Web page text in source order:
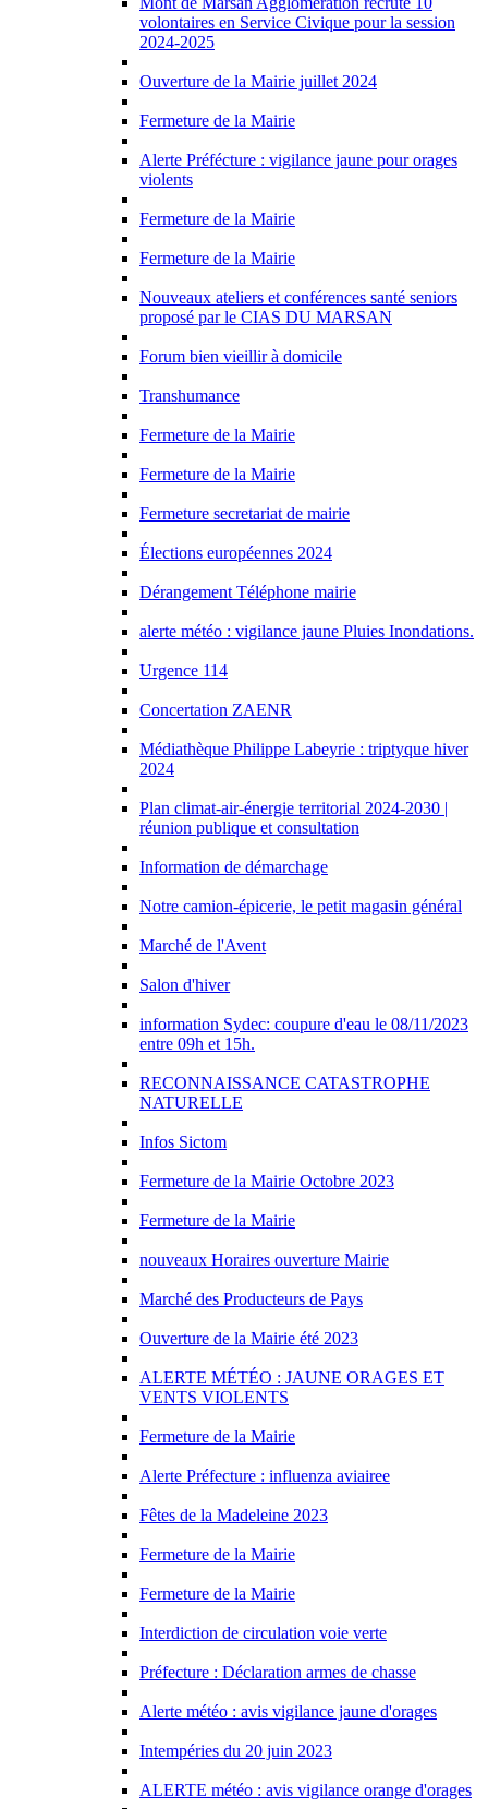
volontaires en Service Civique pour la session
2024-2025
Ouverture de la Mairie juillet 2024
Fermeture de la Mairie
Alerte Préfécture : vigilance jaune pour orages
violents
Fermeture de la Mairie
Fermeture de la Mairie
Nouveaux ateliers et conférences santé seniors
proposé par le CIAS DU MARSAN
Forum bien vieillir à domicile
Transhumance
Fermeture de la Mairie
Fermeture de la Mairie
Fermeture secretariat de mairie
Élections européennes 2024
Dérangement Téléphone mairie
alerte météo : vigilance jaune Pluies Inondations.
Urgence 114
Concertation ZAENR
Médiathèque Philippe Labeyrie : triptyque hiver
2024
Plan climat-air-énergie territorial 2024-2030 |
réunion publique et consultation
Information de démarchage
Notre camion-épicerie, le petit magasin général
Marché de l'Avent
Salon d'hiver
information Sydec: coupure d'eau le 08/11/2023
entre 09h et 15h.
RECONNAISSANCE CATASTROPHE
NATURELLE
Infos Sictom
Fermeture de la Mairie Octobre 2023
Fermeture de la Mairie
nouveaux Horaires ouverture Mairie
Marché des Producteurs de Pays
Ouverture de la Mairie été 2023
ALERTE MÉTÉO : JAUNE ORAGES ET
VENTS VIOLENTS
Fermeture de la Mairie
Alerte Préfecture : influenza aviairee
Fêtes de la Madeleine 2023
Fermeture de la Mairie
Fermeture de la Mairie
Interdiction de circulation voie verte
Préfecture : Déclaration armes de chasse
Alerte météo : avis vigilance jaune d'orages
Intempéries du 20 juin 2023
ALERTE météo : avis vigilance orange d'orages